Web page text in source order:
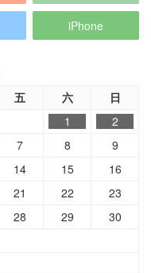
iPhone
五 六 日
1
2
7 8
9
14 15
16
21 22
23
28 29
30